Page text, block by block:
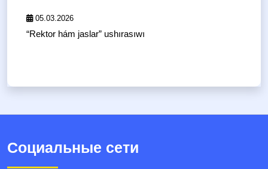
05.03.2026
“Rektor hám jaslar” ushırasıwı
Социальные сети